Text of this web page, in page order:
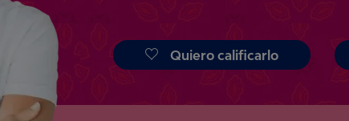
Quiero calificarlo